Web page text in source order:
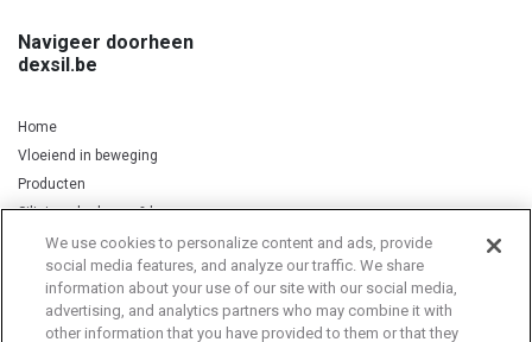
Navigeer doorheen
dexsil.be
Home
Vloeiend in beweging
Producten
Silicium, kurkuma & koper
Privacy Notice Cookie Statement Cookie List
We use cookies to personalize content and ads, provide
social media features, and analyze our traffic. We share
information about your use of our site with our social media,
advertising, and analytics partners who may combine it with
other information that you have provided to them or that they